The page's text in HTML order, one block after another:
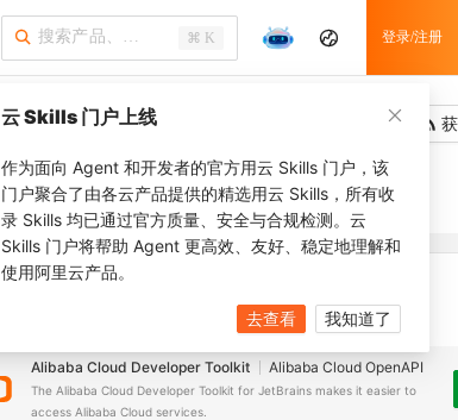
⌘ K 登录/注册
安装之前，确保已创建JetBrains IDE
Alibaba Cloud Developer Toolkit Alibaba Cloud OpenAPI
The Alibaba Cloud Developer Toolkit for JetBrains makes it easier to
access Alibaba Cloud services.
云 Skills 门户上线
作为面向 Agent 和开发者的官方用云 Skills 门户，该
门户聚合了由各云产品提供的精选用云 Skills，所有收
录 Skills 均已通过官方质量、安全与合规检测。云
Skills 门户将帮助 Agent 更高效、友好、稳定地理解和
使用阿里云产品。
去查看 我知道了